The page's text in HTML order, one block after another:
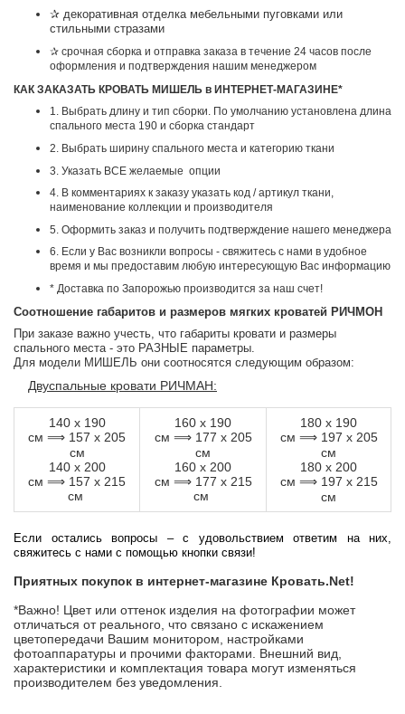
✰ декоративная отделка мебельными пуговками или
стильными стразами
✰ срочная сборка и отправка заказа в течение 24 часов после
оформления и подтверждения нашим менеджером
КАК ЗАКАЗАТЬ КРОВАТЬ МИШЕЛЬ в ИНТЕРНЕТ-МАГАЗИНЕ*
1. Выбрать длину и тип сборки. По умолчанию установлена длина
спального места 190 и сборка стандарт
2. Выбрать ширину спального места и категорию ткани
3. Указать ВСЕ желаемые опции
4. В комментариях к заказу указать код / артикул ткани,
наименование коллекции и производителя
5. Оформить заказ и получить подтверждение нашего менеджера
6. Если у Вас возникли вопросы - свяжитесь с нами в удобное
время и мы предоставим любую интересующую Вас информацию
* Доставка по Запорожью производится за наш счет!
Соотношение габаритов и размеров мягких кроватей РИЧМОН
При заказе важно учесть, что габариты кровати и размеры
спального места - это РАЗНЫЕ параметры.
Для модели МИШЕЛЬ они соотносятся следующим образом:
Двуспальные кровати РИЧМАН:
140 х 190
см ⟹ 157 х 205
см
140 х 200
см ⟹ 157 х 215
см
160 х 190
см ⟹ 177 х 205
см
160 х 200
см ⟹ 177 х 215
см
180 х 190
см ⟹197 х 205
см
180 х 200
см ⟹197 х 215
см
Если остались вопросы – с удовольствием ответим на них,
свяжитесь с нами с помощью кнопки связи!
Приятных покупок в интернет-магазине Кровать.Net!
*Важно! Цвет или оттенок изделия на фотографии может
отличаться от реального, что связано с искажением
цветопередачи Вашим монитором, настройками
фотоаппаратуры и прочими факторами. Внешний вид,
характеристики и комплектация товара могут изменяться
производителем без уведомления.